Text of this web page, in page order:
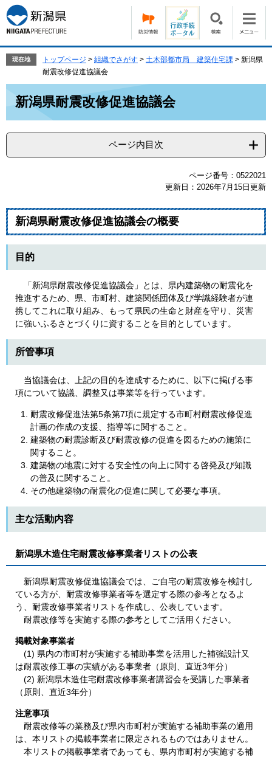
ー
ジ
の
で
す。
ニ
ュ
ー
ば
本
文
現在地 トップページ > 組織でさがす > 土木部都市局 建築住宅課 > 新潟県
耐震改修促進協議会
新潟県耐震改修促進協議会
ページ内目次
ページ番号：0522021
更新日：2026年7月15日更新
新潟県耐震改修促進協議会の概要
目的
「新潟県耐震改修促進協議会」とは、県内建築物の耐震化を
推進するため、県、市町村、建築関係団体及び学識経験者が連
携してこれに取り組み、もって県民の生命と財産を守り、災害
に強いふるさとづくりに資することを目的としています。
所管事項
当協議会は、上記の目的を達成するために、以下に掲げる事
項について協議、調整又は事業等を行っています。
耐震改修促進法第5条第7項に規定する市町村耐震改修促進
計画の作成の支援、指導等に関すること。
建築物の耐震診断及び耐震改修の促進を図るための施策に
関すること。
建築物の地震に対する安全性の向上に関する啓発及び知識
の普及に関すること。
その他建築物の耐震化の促進に関して必要な事項。
主な活動内容
新潟県木造住宅耐震改修事業者リストの公表
新潟県耐震改修促進協議会では、ご自宅の耐震改修を検討し
ている方が、耐震改修事業者等を選定する際の参考となるよ
う、耐震改修事業者リストを作成し、公表しています。
耐震改修等を実施する際の参考としてご活用ください。
掲載対象事業者
(1) 県内の市町村が実施する補助事業を活用した補強設計又
は耐震改修工事の実績がある事業者（原則、直近3年分）
(2) 新潟県木造住宅耐震改修事業者講習会を受講した事業者
（原則、直近3年分）
注意事項
耐震改修等の業務及び県内市町村が実施する補助事業の適用
は、本リストの掲載事業者に限定されるものではありません。
本リストの掲載事業者であっても、県内市町村が実施する補